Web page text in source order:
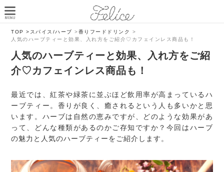
TOP > スパイス/ハーブ >香りフードドリンク
>
人気のハーブティーと効果、入れ方をご紹介♡カフェインレス商品も！
人気のハーブティーと効果、入れ方をご紹
介♡カフェインレス商品も！
最近では、紅茶や緑茶に並ぶほど飲用率が高まっているハ
ーブティー。香りが良く、癒されるという人も多いかと思
います。ハーブは自然の恵みですが、どのような効果があ
って、どんな種類があるのかご存知ですか？今回はハーブ
の魅力と人気のハーブティーをご紹介します。